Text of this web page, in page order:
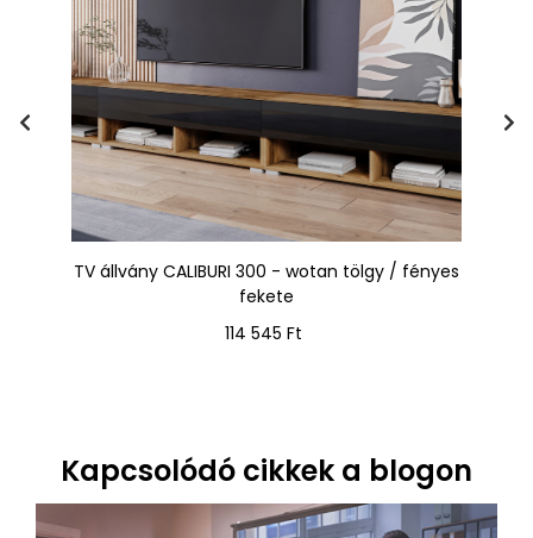
TV állvány CALIBURI 300 - wotan tölgy / fényes
fekete
Ár
114 545 Ft
Kapcsolódó cikkek a blogon